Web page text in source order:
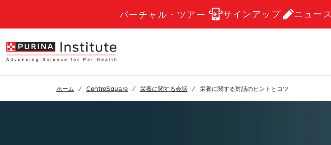
バーチャル・ツアー サインアップ ニュース
ホーム CentreSquare 栄養に関する会話 栄養に関する対話のヒントとコツ